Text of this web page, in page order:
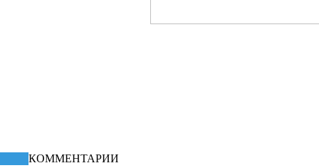
КОММЕНТАРИИ